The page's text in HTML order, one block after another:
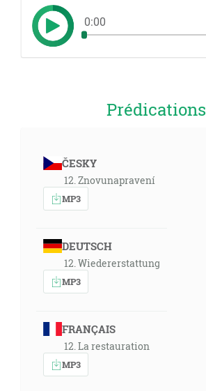
0:00
Prédications
ČESKY
12. Znovunapravení
MP3
DEUTSCH
12. Wiedererstattung
MP3
FRANÇAIS
12. La restauration
MP3